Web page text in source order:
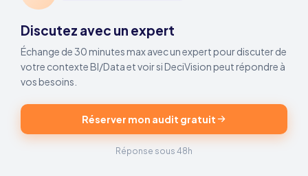
Discutez avec un expert
Échange de 30 minutes max avec un expert pour discuter de
votre contexte BI/Data et voir si DeciVision peut répondre à
vos besoins.
Réserver mon audit gratuit
Réponse sous 48h